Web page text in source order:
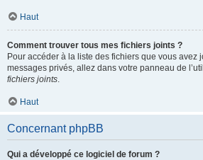
Haut
Comment trouver tous mes fichiers joints ?
Pour accéder à la liste des fichiers que vous avez
messages privés, allez dans votre panneau de
fichiers joints.
Haut
Concernant phpBB
Qui a développé ce logiciel de forum ?